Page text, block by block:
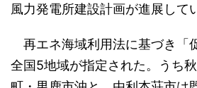
風力発電所建設計画が進展して
再エネ海域利用法に基づき「
全国5地域が指定された。うち